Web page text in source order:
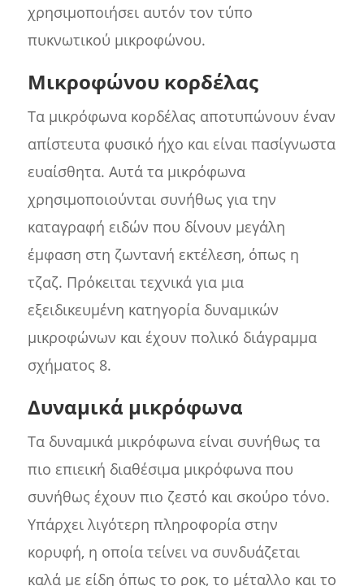
χρησιμοποιήσει αυτόν τον τύπο
πυκνωτικού μικροφώνου.
Μικροφώνου κορδέλας
Τα μικρόφωνα κορδέλας αποτυπώνουν έναν
απίστευτα φυσικό ήχο και είναι πασίγνωστα
ευαίσθητα. Αυτά τα μικρόφωνα
χρησιμοποιούνται συνήθως για την
καταγραφή ειδών που δίνουν μεγάλη
έμφαση στη ζωντανή εκτέλεση, όπως η
τζαζ. Πρόκειται τεχνικά για μια
εξειδικευμένη κατηγορία δυναμικών
μικροφώνων και έχουν πολικό διάγραμμα
σχήματος 8.
Δυναμικά μικρόφωνα
Τα δυναμικά μικρόφωνα είναι συνήθως τα
πιο επιεική διαθέσιμα μικρόφωνα που
συνήθως έχουν πιο ζεστό και σκούρο τόνο.
Υπάρχει λιγότερη πληροφορία στην
κορυφή, η οποία τείνει να συνδυάζεται
καλά με είδη όπως το ροκ, το μέταλλο και το